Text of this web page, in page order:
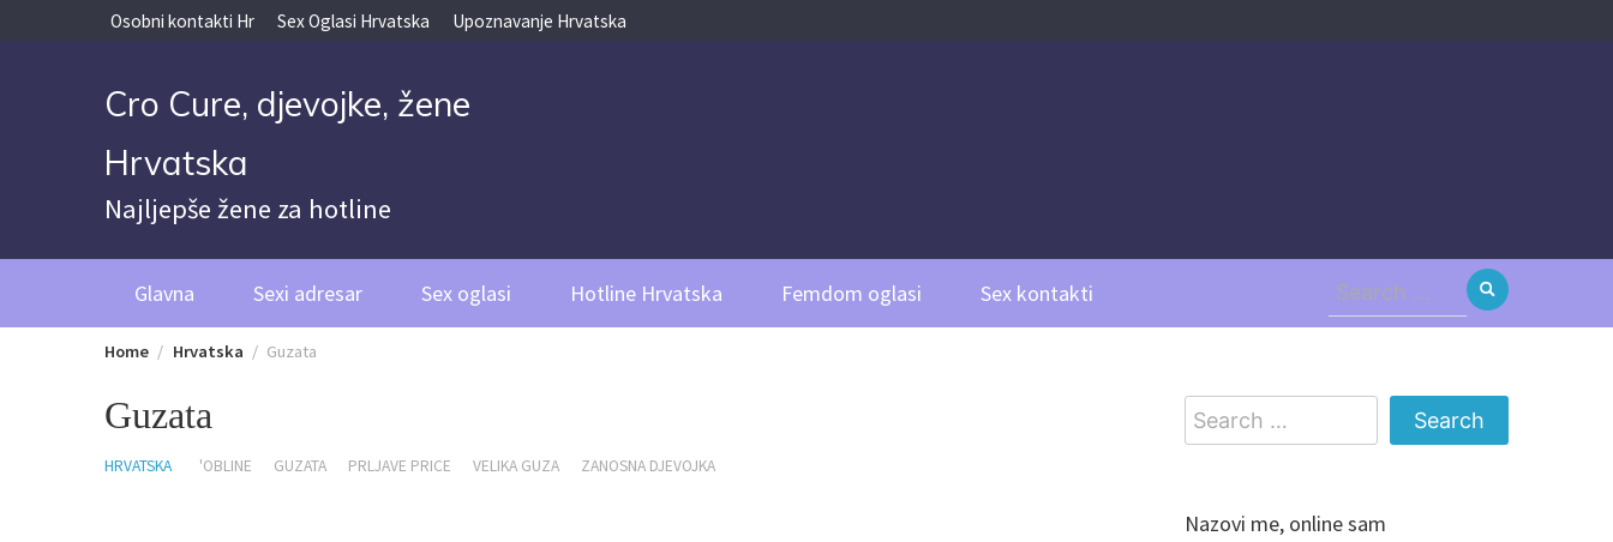
Osobni kontakti Hr Sex Oglasi Hrvatska Upoznavanje Hrvatska
Cro Cure, djevojke, žene
Hrvatska
Najljepše žene za hotline
Glavna Sexi adresar Sex oglasi Hotline Hrvatska Femdom oglasi Sex kontakti
Search
for:
Home Hrvatska Guzata
Guzata
HRVATSKA 'OBLINE GUZATA PRLJAVE PRICE VELIKA GUZA ZANOSNA DJEVOJKA
Search
for:
Nazovi me, online sam